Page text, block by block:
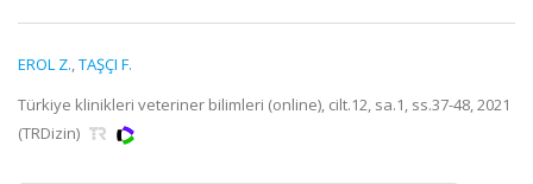
EROL Z.,TAŞÇI F.
Türkiye klinikleri veteriner bilimleri (online), cilt.12, sa.1, ss.37-48, 2021
(TRDizin)